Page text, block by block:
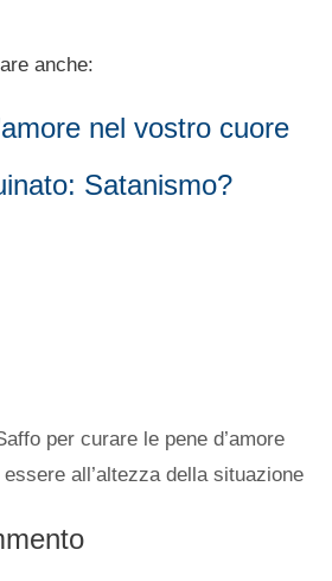
anche:
nel vostro cuore
Satanismo?
per curare le pene d’amore
all’altezza della situazione